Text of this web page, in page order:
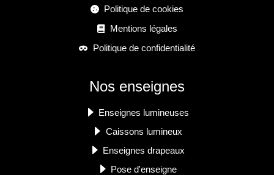
Politique de cookies
Mentions légales
Politique de confidentialité
Nos enseignes
Enseignes lumineuses
Caissons lumineux
Enseignes drapeaux
Pose d'enseigne